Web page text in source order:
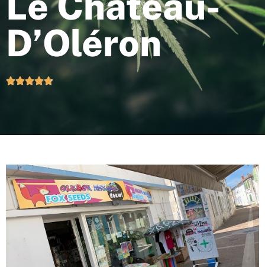
D’Oléron
